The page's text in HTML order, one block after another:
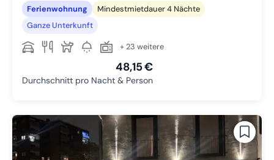
Ferienwohnung
Mindestmietdauer 4 Nächte
Ganze Unterkunft
+ 23 weitere
48,15 €
Durchschnitt pro Nacht & Person